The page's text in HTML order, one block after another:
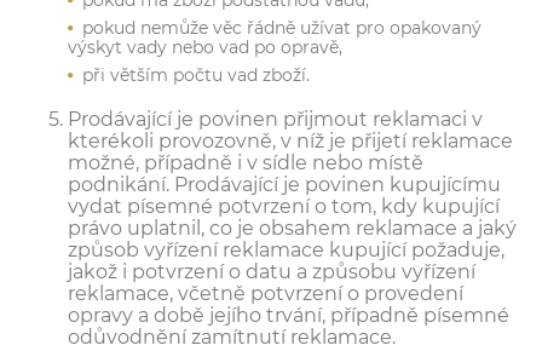
pokud nemůže věc řádně užívat pro opakovaný
výskyt vady nebo vad po opravě,
při větším počtu vad zboží.
Prodávající je povinen přijmout reklamaci v
kterékoli provozovně, v níž je přijetí reklamace
možné, případně i v sídle nebo místě
podnikání. Prodávající je povinen kupujícímu
vydat písemné potvrzení o tom, kdy kupující
právo uplatnil, co je obsahem reklamace a jaký
způsob vyřízení reklamace kupující požaduje,
jakož i potvrzení o datu a způsobu vyřízení
reklamace, včetně potvrzení o provedení
opravy a době jejího trvání, případně písemné
odůvodnění zamítnutí reklamace.